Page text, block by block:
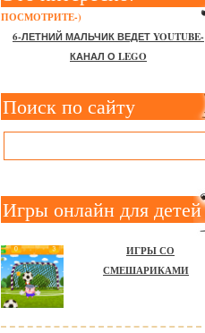
ПОСМОТРИТЕ-)
6-ЛЕТНИЙ МАЛЬЧИК ВЕДЕТ YOUTUBE-
КАНАЛ О LEGO
Поиск по сайту
Игры онлайн для детей
ИГРЫ СО
СМЕШАРИКАМИ